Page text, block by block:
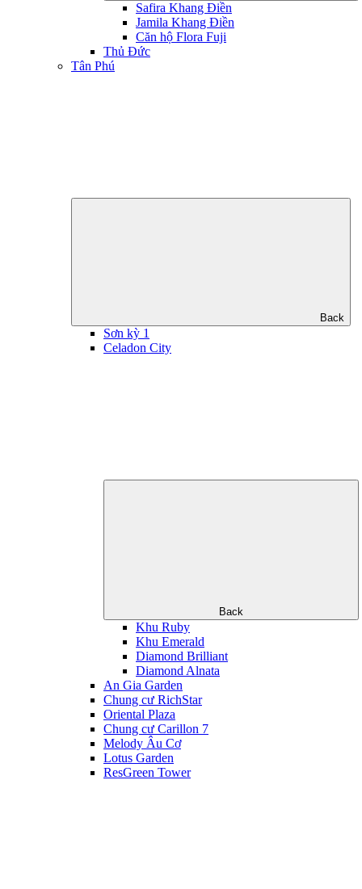
Safira Khang Điền
Jamila Khang Điền
Căn hộ Flora Fuji
Thủ Đức
Tân Phú
Back
Sơn kỳ 1
Celadon City
Back
Khu Ruby
Khu Emerald
Diamond Brilliant
Diamond Alnata
An Gia Garden
Chung cư RichStar
Oriental Plaza
Chung cư Carillon 7
Melody Âu Cơ
Lotus Garden
ResGreen Tower